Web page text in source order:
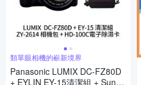
類單眼相機的嶄新境界
Panasonic LUMIX DC-FZ80D
+ EYLIN EY-15清潔組 + SunLi